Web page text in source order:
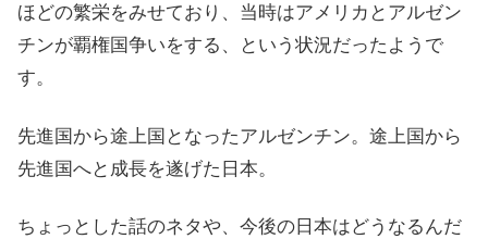
ほどの繁栄をみせており、当時はアメリカとアルゼン
チンが覇権国争いをする、という状況だったようで
す。
先進国から途上国となったアルゼンチン。途上国から
先進国へと成長を遂げた日本。
ちょっとした話のネタや、今後の日本はどうなるんだ